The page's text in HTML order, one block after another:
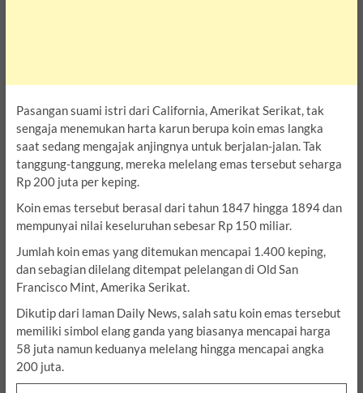
Pasangan suami istri dari California, Amerikat Serikat, tak
sengaja menemukan harta karun berupa koin emas langka
saat sedang mengajak anjingnya untuk berjalan-jalan. Tak
tanggung-tanggung, mereka melelang emas tersebut seharga
Rp 200 juta per keping.
Koin emas tersebut berasal dari tahun 1847 hingga 1894 dan
mempunyai nilai keseluruhan sebesar Rp 150 miliar.
Jumlah koin emas yang ditemukan mencapai 1.400 keping,
dan sebagian dilelang ditempat pelelangan di Old San
Francisco Mint, Amerika Serikat.
Dikutip dari laman Daily News, salah satu koin emas tersebut
memiliki simbol elang ganda yang biasanya mencapai harga
58 juta namun keduanya melelang hingga mencapai angka
200 juta.